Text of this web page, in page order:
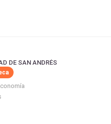
DE SAN ANDRÉS